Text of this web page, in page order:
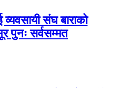
संघ बाराको
पुनः सर्वसम्मत